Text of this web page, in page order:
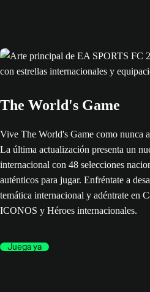
The World's Game
Vive The World's Game como nunca
La última actualización presenta un
internacional con 48 selecciones
auténticos para jugar. Enfréntate a
temática internacional y adéntrate en
ICONOS y Héroes internacionales.
Juega ya